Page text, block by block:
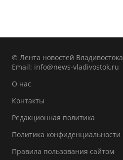
© Лента новостей Владивостока
Email: info@news-vladivostok.ru
О нас
Контакты
Редакционная политика
Политика конфиденциальности
Правила пользования сайтом